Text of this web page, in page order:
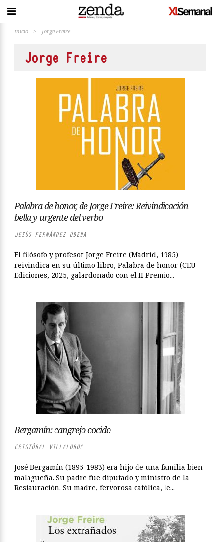
Inicio > Jorge Freire
Jorge Freire
Palabra de honor, de Jorge Freire: Reivindicación
bella y urgente del verbo
JESÚS FERNÁNDEZ ÚBEDA
El filósofo y profesor Jorge Freire (Madrid, 1985)
reivindica en su último libro, Palabra de honor (CEU
Ediciones, 2025, galardonado con el II Premio...
Bergamín: cangrejo cocido
CRISTÓBAL VILLALOBOS
José Bergamín (1895-1983) era hijo de una familia bien
malagueña. Su padre fue diputado y ministro de la
Restauración. Su madre, fervorosa católica, le...